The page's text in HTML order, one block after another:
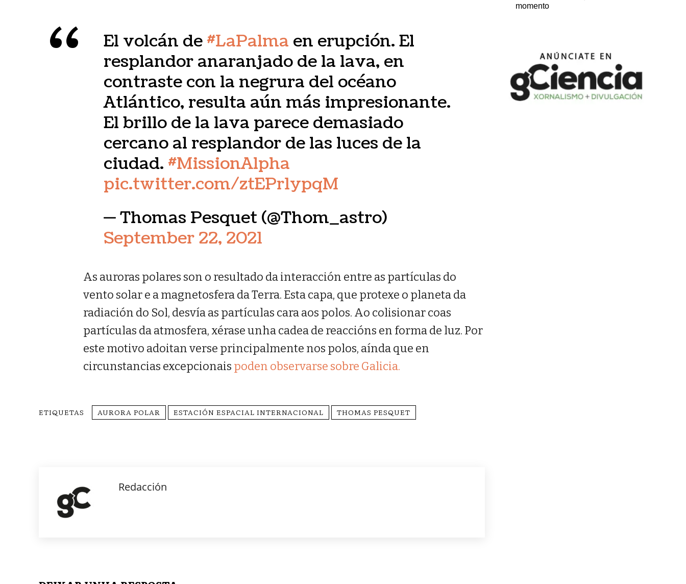
El volcán de#LaPalma en erupción. El
resplandor anaranjado de la lava, en
contraste con la negrura del océano
Atlántico, resulta aún más impresionante.
El brillo de la lava parece demasiado
cercano al resplandor de las luces de la
ciudad. #MissionAlpha
pic.twitter.com/ztEPr1ypqM
— Thomas Pesquet (@Thom_astro)
September 22, 2021
As auroras polares son o resultado da interacción entre as partículas do
vento solar e a magnetosfera da Terra. Esta capa, que protexe o planeta da
radiación do Sol, desvía as partículas cara aos polos. Ao colisionar coas
partículas da atmosfera, xérase unha cadea de reaccións en forma de luz. Por
este motivo adoitan verse principalmente nos polos, aínda que en
circunstancias excepcionais poden observarse sobre Galicia.
ETIQUETAS AURORA POLAR ESTACIÓN ESPACIAL INTERNACIONAL THOMAS PESQUET
Redacción
momento